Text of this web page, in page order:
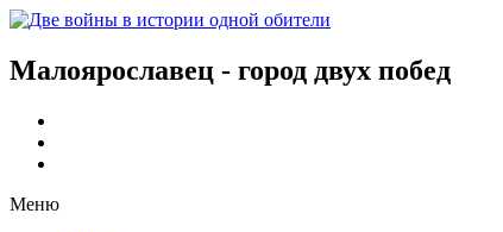
Малоярославец - город двух побед
Меню